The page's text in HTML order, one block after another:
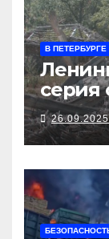
В ПЕТЕРБУРГЕ
серия